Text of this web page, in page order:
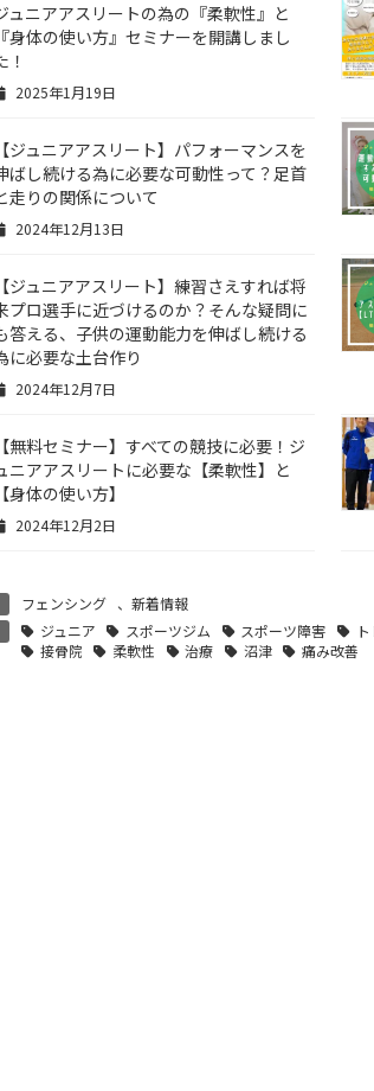
ュニアアスリートの為の『柔軟性』と
『身体の使い方』セミナーを開講しまし
！
2025年1月19日
【ジュニアアスリート】パフォーマンスを
ばし続ける為に必要な可動性って？足首
走りの関係について
2024年12月13日
【ジュニアアスリート】練習さえすれば将
プロ選手に近づけるのか？そんな疑問に
答える、子供の運動能力を伸ばし続ける
に必要な土台作り
2024年12月7日
【無料セミナー】すべての競技に必要！ジ
ニアアスリートに必要な【柔軟性】と
【身体の使い方】
2024年12月2日
フェンシング 、新着情報
ジュニア スポーツジム スポーツ障害
接骨院
柔軟性 治療 沼津 痛み改善